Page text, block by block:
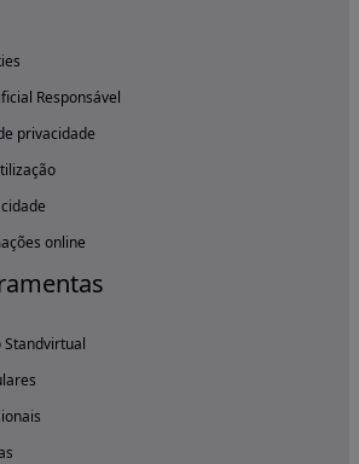
Responsável
privacidade
online
Standvirtual